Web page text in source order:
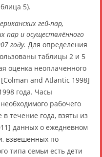
5).
гей-пар,
пар и осуществлённого
году. Для определения
таблицы 2 и 5
оценка неоплаченного
[Colman and Atlantic 1998]
года. Часы
рабочего
течение года, взяты из
данных о ежедневном
взвешенных по
типа семьи есть дети